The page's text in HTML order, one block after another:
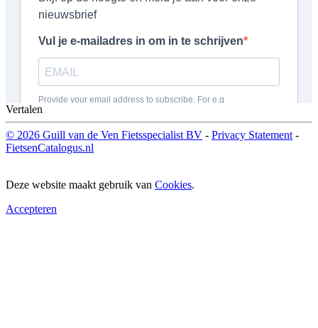
Vertalen
© 2026 Guill van de Ven Fietsspecialist BV - Privacy Statement -
FietsenCatalogus.nl
Deze website maakt gebruik van Cookies.
Accepteren